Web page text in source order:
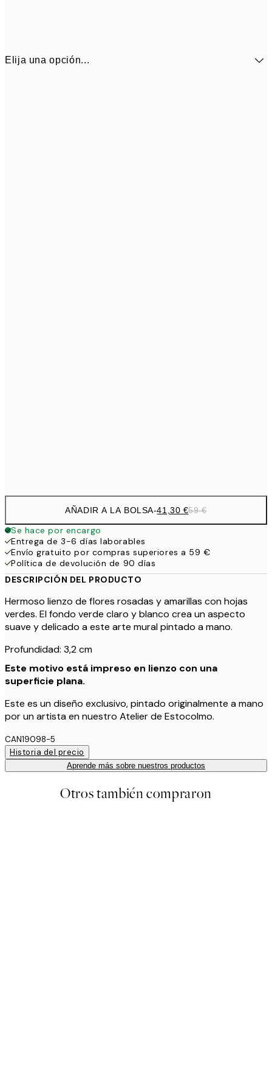
Elija una opción...
AÑADIR A LA BOLSA-41,30 €59 €
Se hace por encargo
Entrega de 3-6 días laborables
Envío gratuito por compras superiores a 59 €
Política de devolución de 90 días
DESCRIPCIÓN DEL PRODUCTO
Hermoso lienzo de flores rosadas y amarillas con hojas
verdes. El fondo verde claro y blanco crea un aspecto
suave y delicado a este arte mural pintado a mano.
Profundidad: 3,2 cm
Este motivo está impreso en lienzo con una
superficie plana.
Este es un diseño exclusivo, pintado originalmente a mano
por un artista en nuestro Atelier de Estocolmo.
CAN19098-5
Historia del precio
Aprende más sobre nuestros productos
Otros también compraron